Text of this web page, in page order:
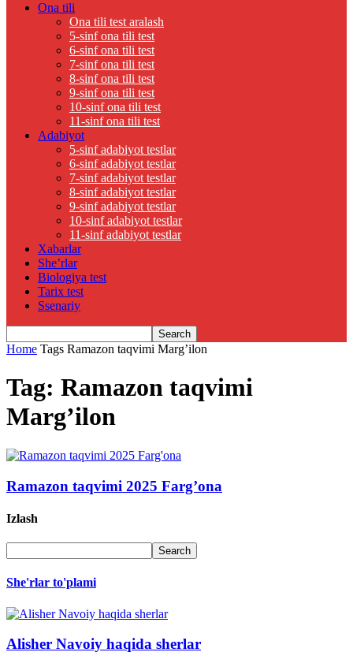
Ona tili
Ona tili test aralash
5-sinf ona tili test
6-sinf ona tili test
7-sinf ona tili test
8-sinf ona tili test
9-sinf ona tili test
10-sinf ona tili test
11-sinf ona tili test
Adabiyot
5-sinf adabiyot testlar
6-sinf adabiyot testlar
7-sinf adabiyot testlar
8-sinf adabiyot testlar
9-sinf adabiyot testlar
10-sinf adabiyot testlar
11-sinf adabiyot testlar
Xabarlar
She’rlar
Biologiya test
Tarix test
Ssenariy
Home Tags Ramazon taqvimi Marg’ilon
Tag: Ramazon taqvimi
Marg’ilon
Ramazon taqvimi 2025 Farg’ona
Izlash
She'rlar to'plami
Alisher Navoiy haqida sherlar